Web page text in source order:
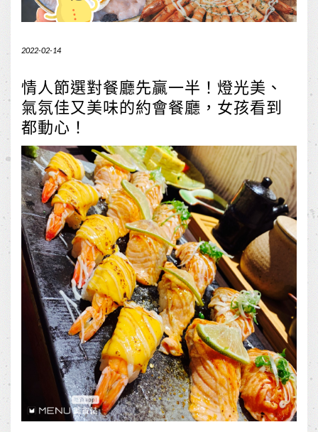
2022-02-14
情人節選對餐廳先贏一半！燈光美、
氣氛佳又美味的約會餐廳，女孩看到
都動心！